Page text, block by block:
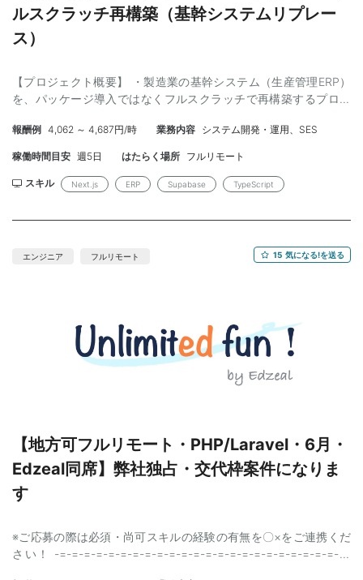
ルスクラッチ再構築（基幹システムリプレー
ス）
【プロジェクト概要】 ・製造業の基幹システム（生産管理ERP）
を、パッケージ導入ではなくフルスクラッチで再構築するプロジ
の業務フロー全体を対象とする長期開発で、現在は初期フェーズ
の機能をリリースしながら次フェーズの設計を並行で進めてい
客の要件を引き出し設計ドキュメント（データモデル・状態遷
クを受ける、という一気通貫のサイクルを高速で回している。 ・
走して同じ役割を担っていただけるエンジニアを募集。 ・裁量は
出力を自分の設計基準でレビュー・取捨選択しながら使いこなせ
る方を歓迎。 【業務内容】 ・顧客へのヒアリング、要件定義、
As-Is/To-Be 分析 ・設計ドキュメント作成（データモデル、状態
遷移、画面仕様） ・Next.js + Supabase によるWebアプリケーシ
ョン実装 ・E2Eテスト（Playwright）作成、リリース作業 【環
開発経験（DB設計〜サーバー〜フロントを一人で完結できる方）
・要件定義の経験2年以上（顧客から仕様化まで自走できる方）
・設計を主導できる方（RDB設計、状態遷移設計、排他制御の設
計判断） ・実装を主導できる方（TypeScript、トランザクション
し、自ら確認・共有しながら進められる方 ・製造業ドメイン知識
（生産管理、BOM、工程計画など） ＜尚可＞ ・Next.js（App
報酬例 4,062 ～ 4,687円/時 業務内容 システム開発・運用、SES
稼働時間目安 週5日 はたらく場所 フルリモート
スキル Next.js ERP Supabase TypeScript
エンジニア フルリモート 15 気になる!を送る
【地方可フルリモート・PHP/Laravel・6月・
Edzeal同席】弊社独占・交代枠案件になりま
す
※ご応募の際は必須・尚可スキルの経験の有無を〇×をご連携くだ
さい！ -=-=-=-=-=-=-=-=-=-=-=-=-=-=-=-=-=-=-=-=-=-=-=-=-